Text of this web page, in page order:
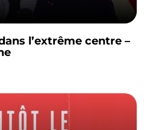
l’extrême centre –